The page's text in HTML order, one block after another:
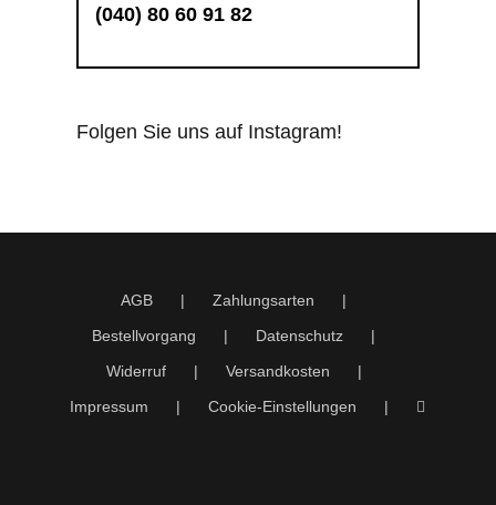
(040) 80 60 91 82
Folgen Sie uns auf Instagram!
AGB
Zahlungsarten
Bestellvorgang
Datenschutz
Widerruf
Versandkosten
Impressum
Cookie-Einstellungen